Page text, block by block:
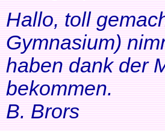
Hallo, toll
Gymnasium)
haben dank der
bekommen.
B. Brors